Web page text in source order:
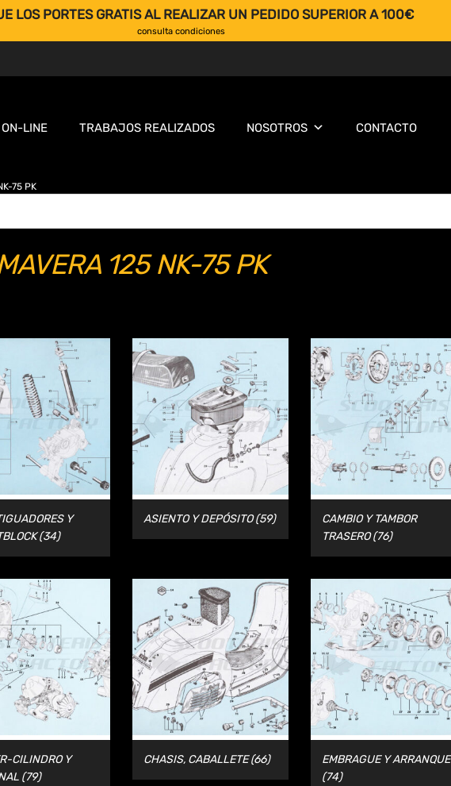
LOS PORTES GRATIS AL REALIZAR UN PEDIDO SUPERIOR A 100€
consulta condiciones
LINE TRABAJOS REALIZADOS NOSOTROS CONTACTO
75 PK
125 NK-75 PK
Y
(34)
ASIENTO Y DEPÓSITO(59)
CAMBIO Y TAMBOR
TRASERO(76)
CILINDRO Y
(79)
CHASIS, CABALLETE(66)
EMBRAGUE Y ARRANQUE
(74)